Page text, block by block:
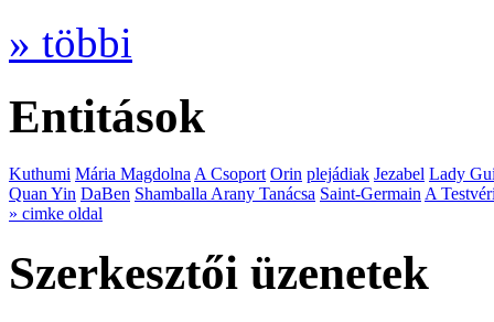
» többi
Entitások
Kuthumi Mária MagdolnaA Csoport Orin plejádiak Jezabel Lady
Quan Yin DaBen Shamballa Arany Tanácsa Saint-GermainA
» cimke oldal
Szerkesztői üzenetek